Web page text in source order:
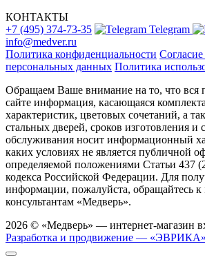
КОНТАКТЫ
+7 (495) 374-73-35
Telegram
info@medver.ru
Политика конфиденциальности
персональных данных Политика
Обращаем Ваше внимание на то, что вся
сайте информация, касающаяся
характеристик, цветовых сочетаний, а
стальных дверей, сроков изготовления и
обслуживания носит информационный
каких условиях не является публичной
определяемой положениями Статьи 437
кодекса Российской Федерации. Для
информации, пожалуйста, обращайтесь
консультантам «Медверь».
2026 © «Медверь» — интернет-магазин
Разработка и продвижение — «ЭВРИКА»